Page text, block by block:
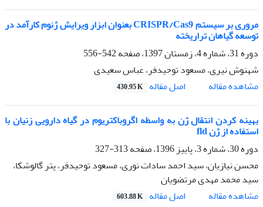
مروری بر سیستم CRISPR/Cas9 بعنوان ابزار ویرایش ژنوم کارآمد در
توسعه گیاهان تراریخته
دوره 31، شماره 4، زمستان 1397، صفحه
542-556
شهنوش نیری، مسعود توحیدفر، عباس سعیدی
مشاهده مقاله
اصل مقاله 430.95 K
بهینه کردن انتقال ژن به واسطه اگروباکتریوم در گیاه دارویی زنیان با
استفاده از ژن fld
دوره 30، شماره 3، پاییز 1396، صفحه
313-327
محسن نیازیان، سید احمد سادات نوری، مسعود توحیدفر، پتر گالوشکا،
سید محمد مهدی مرتضویان
مشاهده مقاله
اصل مقاله 603.88 K